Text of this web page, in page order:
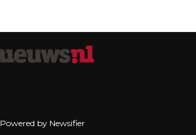
Powered by Newsifier